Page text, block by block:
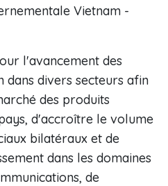
Vietnam -
l'avancement des
divers secteurs afin
des produits
d'accroître le volume
bilatéraux et de
dans les domaines
de